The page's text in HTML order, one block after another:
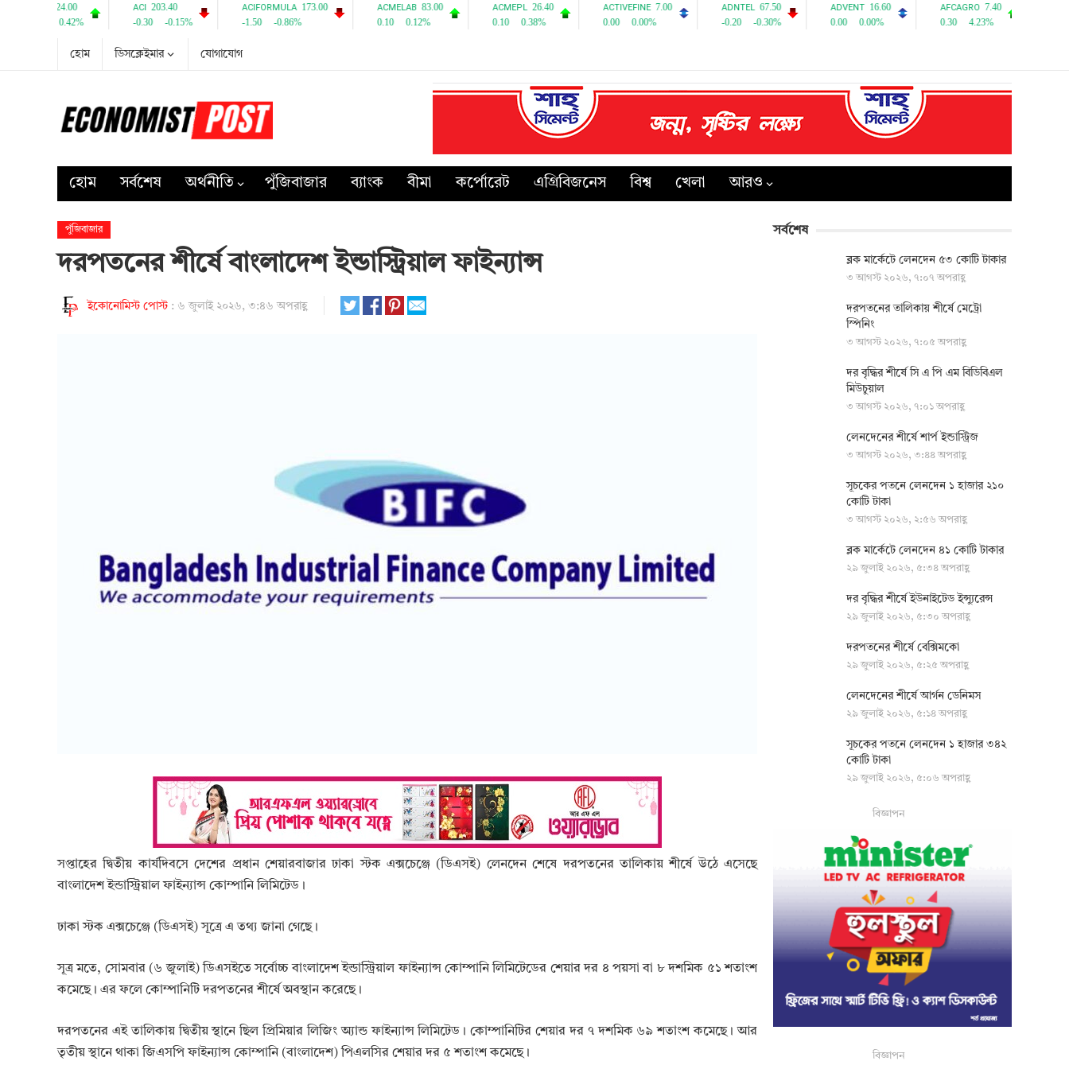
হোম ডিসক্লেইমার যোগাযোগ
হোম সর্বশেষ অর্থনীতি পুঁজিবাজার ব্যাংক বীমা কর্পোরেট এগ্রিবিজনেস বিশ্ব খেলা আরও
পুঁজিবাজার
দরপতনের শীর্ষে বাংলাদেশ ইন্ডাস্ট্রিয়াল ফাইন্যান্স
ইকোনোমিস্ট পোস্ট : ৬ জুলাই ২০২৬, ৩:৪৬ অপরাহ্ণ
সপ্তাহের দ্বিতীয় কার্যদিবসে দেশের প্রধান শেয়ারবাজার ঢাকা স্টক এক্সচেঞ্জে (ডিএসই) লেনদেন শেষে দরপতনের তালিকায় শীর্ষে উঠে এসেছে
বাংলাদেশ ইন্ডাস্ট্রিয়াল ফাইন্যান্স কোম্পানি লিমিটেড।
ঢাকা স্টক এক্সচেঞ্জে (ডিএসই) সূত্রে এ তথ্য জানা গেছে।
সূত্র মতে, সোমবার (৬ জুলাই) ডিএসইতে সর্বোচ্চ বাংলাদেশ ইন্ডাস্ট্রিয়াল ফাইন্যান্স কোম্পানি লিমিটেডের শেয়ার দর ৪ পয়সা বা ৮ দশমিক ৫১ শতাংশ
কমেছে। এর ফলে কোম্পানিটি দরপতনের শীর্ষে অবস্থান করেছে।
দরপতনের এই তালিকায় দ্বিতীয় স্থানে ছিল প্রিমিয়ার লিজিং অ্যান্ড ফাইন্যান্স লিমিটেড। কোম্পানিটির শেয়ার দর ৭ দশমিক ৬৯ শতাংশ কমেছে। আর
তৃতীয় স্থানে থাকা জিএসপি ফাইন্যান্স কোম্পানি (বাংলাদেশ) পিএলসির শেয়ার দর ৫ শতাংশ কমেছে।
সর্বশেষ
ব্লক মার্কেটে লেনদেন ৫৩ কোটি টাকার
৩ আগস্ট ২০২৬, ৭:০৭ অপরাহ্ণ
দরপতনের তালিকায় শীর্ষে মেট্রো
স্পিনিং
৩ আগস্ট ২০২৬, ৭:০৫ অপরাহ্ণ
দর বৃদ্ধির শীর্ষে সি এ পি এম বিডিবিএল
মিউচুয়াল
৩ আগস্ট ২০২৬, ৭:০১ অপরাহ্ণ
লেনদেনের শীর্ষে শার্প ইন্ডাস্ট্রিজ
৩ আগস্ট ২০২৬, ৩:৪৪ অপরাহ্ণ
সূচকের পতনে লেনদেন ১ হাজার ২১০
কোটি টাকা
৩ আগস্ট ২০২৬, ২:৫৬ অপরাহ্ণ
ব্লক মার্কেটে লেনদেন ৪১ কোটি টাকার
২৯ জুলাই ২০২৬, ৫:৩৪ অপরাহ্ণ
দর বৃদ্ধির শীর্ষে ইউনাইটেড ইন্স্যুরেন্স
২৯ জুলাই ২০২৬, ৫:৩০ অপরাহ্ণ
দরপতনের শীর্ষে বেক্সিমকো
২৯ জুলাই ২০২৬, ৫:২৫ অপরাহ্ণ
লেনদেনের শীর্ষে আর্গন ডেনিমস
২৯ জুলাই ২০২৬, ৫:১৪ অপরাহ্ণ
সূচকের পতনে লেনদেন ১ হাজার ৩৪২
কোটি টাকা
২৯ জুলাই ২০২৬, ৫:০৬ অপরাহ্ণ
বিজ্ঞাপন
বিজ্ঞাপন